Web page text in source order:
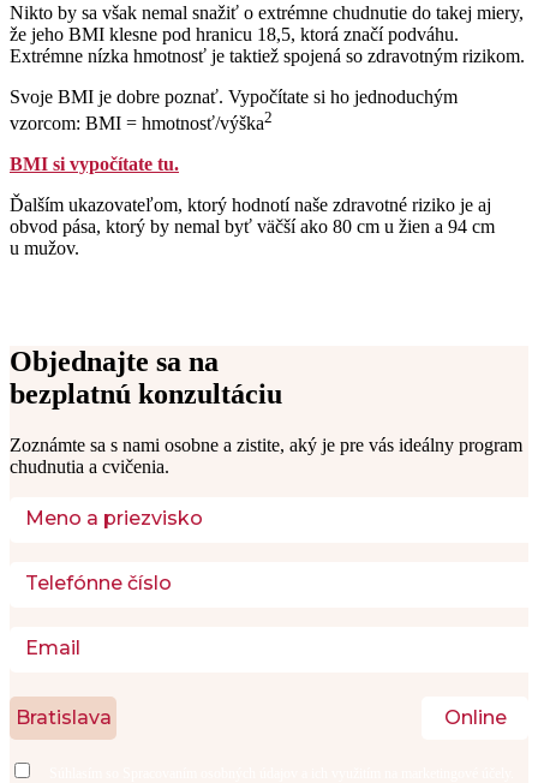
Nikto by sa však nemal snažiť o extrémne chudnutie do takej miery,
že jeho BMI klesne pod hranicu 18,5, ktorá značí podváhu.
Extrémne nízka hmotnosť je taktiež spojená so zdravotným rizikom.
Svoje BMI je dobre poznať. Vypočítate si ho jednoduchým
vzorcom: BMI = hmotnosť/výška2
BMI si vypočítate tu.
Ďalším ukazovateľom, ktorý hodnotí naše zdravotné riziko je aj
obvod pása, ktorý by nemal byť väčší ako 80 cm u žien a 94 cm
u mužov.
Objednajte sa na
bezplatnú konzultáciu
Zoznámte sa s nami osobne a zistite, aký je pre vás ideálny program
chudnutia a cvičenia.
Bratislava Online